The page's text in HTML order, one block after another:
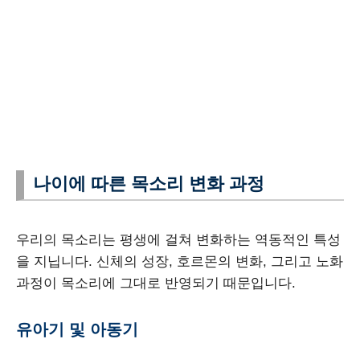
나이에 따른 목소리 변화 과정
우리의 목소리는 평생에 걸쳐 변화하는 역동적인 특성
을 지닙니다. 신체의 성장, 호르몬의 변화, 그리고 노화
과정이 목소리에 그대로 반영되기 때문입니다.
유아기 및 아동기